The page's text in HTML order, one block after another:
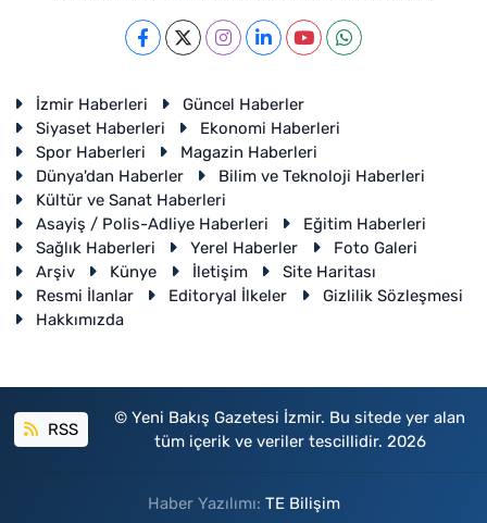
İzmir Haberleri
Güncel Haberler
Siyaset Haberleri
Ekonomi Haberleri
Spor Haberleri
Magazin Haberleri
Dünya'dan Haberler
Bilim ve Teknoloji Haberleri
Kültür ve Sanat Haberleri
Asayiş / Polis-Adliye Haberleri
Eğitim Haberleri
Sağlık Haberleri
Yerel Haberler
Foto Galeri
Arşiv
Künye İletişim
Site Haritası
Resmi İlanlar
Editoryal İlkeler
Gizlilik Sözleşmesi
Hakkımızda
RSS
© Yeni Bakış Gazetesi İzmir. Bu sitede yer alan
tüm içerik ve veriler tescillidir. 2026
Haber Yazılımı: TE Bilişim